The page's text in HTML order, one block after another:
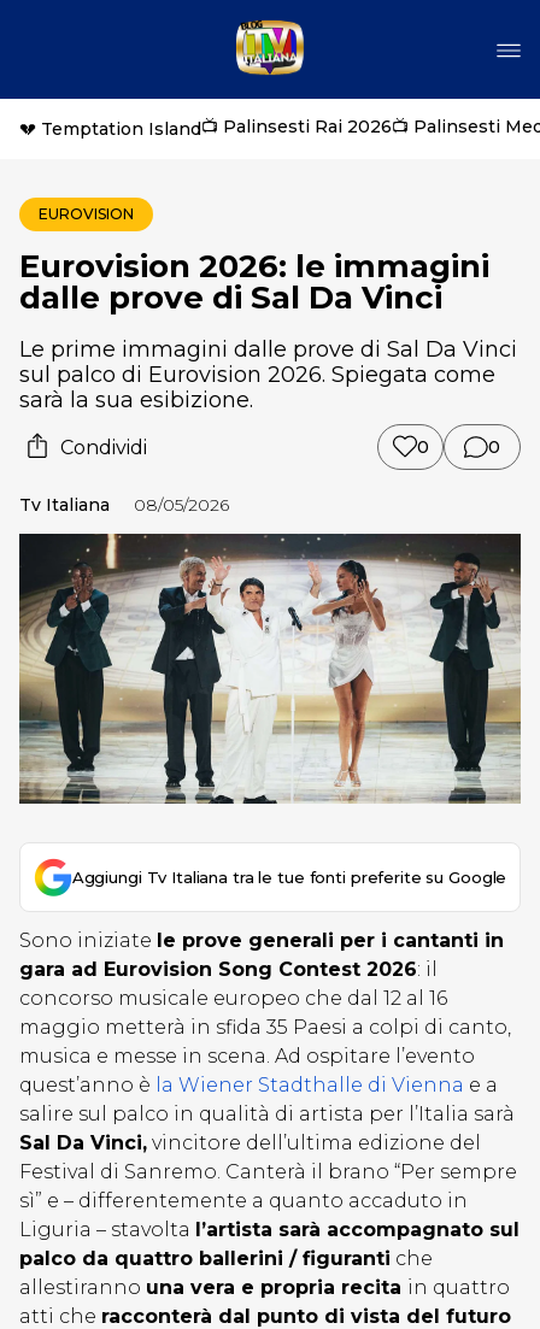
💔 Temptation Island📺 Palinsesti Rai 2026📺 Palinsesti
EUROVISION
Eurovision 2026: le immagini
dalle prove di Sal Da Vinci
Le prime immagini dalle prove di Sal Da Vinci
sul palco di Eurovision 2026. Spiegata come
sarà la sua esibizione.
Condividi 0 0
Tv Italiana 08/05/2026
Aggiungi Tv Italiana tra le tue fonti preferite su Google
Sono iniziate le prove generali per i cantanti in
gara ad Eurovision Song Contest 2026: il
concorso musicale europeo che dal 12 al 16
maggio metterà in sfida 35 Paesi a colpi di canto,
musica e messe in scena. Ad ospitare l’evento
quest’anno è la Wiener Stadthalle di Vienna e a
salire sul palco in qualità di artista per l’Italia sarà
Sal Da Vinci, vincitore dell’ultima edizione del
Festival di Sanremo. Canterà il brano “Per sempre
sì” e – differentemente a quanto accaduto in
Liguria – stavolta l’artista sarà accompagnato sul
palco da quattro ballerini / figuranti che
allestiranno una vera e propria recita in quattro
atti che racconterà dal punto di vista del futuro